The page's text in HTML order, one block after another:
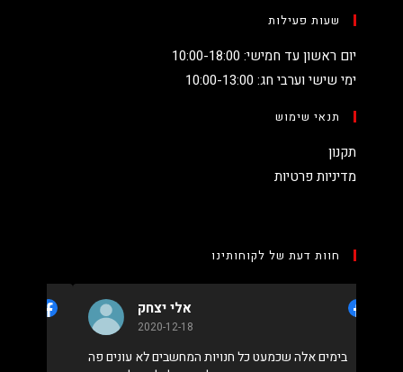
שעות פעילות
יום ראשון עד חמישי: 10:00-18:00
ימי שישי וערבי חג: 10:00-13:00
תנאי שימוש
תקנון
מדיניות פרטיות
חוות דעת של לקוחותינו
אלי יצחק
2020-12-18
בימים אלה שכמעט כל חנויות המחשבים לא עונים פה